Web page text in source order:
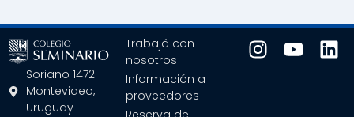
Soriano 1472 -
Montevideo,
Uruguay
Trabajá con
nosotros
Información a
proveedores